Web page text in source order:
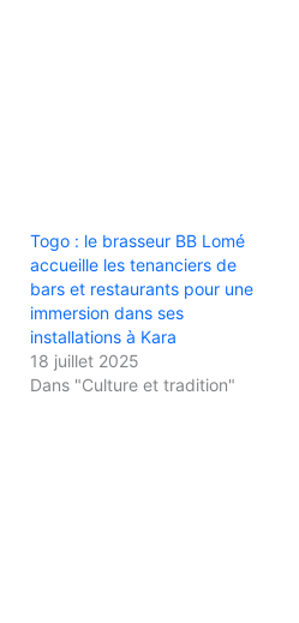
Togo : le brasseur BB Lomé
accueille les tenanciers de
bars et restaurants pour une
immersion dans ses
installations à Kara
18 juillet 2025
Dans "Culture et tradition"